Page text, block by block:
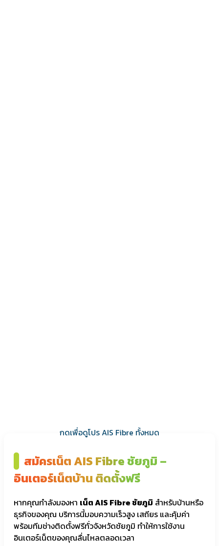
กดเพื่อดูโปร AIS Fibre ทั้งหมด
สมัครเน็ต AIS Fibre ชัยภูมิ –
อินเตอร์เน็ตบ้าน ติดตั้งฟรี
หากคุณกำลังมองหา เน็ต AIS Fibre ชัยภูมิ สำหรับบ้านหรือ
ธุรกิจของคุณ บริการนี้มอบความเร็วสูง เสถียร และคุ้มค่า
พร้อมทีมช่างติดตั้งฟรีทั่วจังหวัดชัยภูมิ ทำให้การใช้งาน
อินเตอร์เน็ตของคุณลื่นไหลตลอดเวลา